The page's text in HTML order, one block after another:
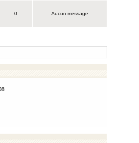
0 Aucun message